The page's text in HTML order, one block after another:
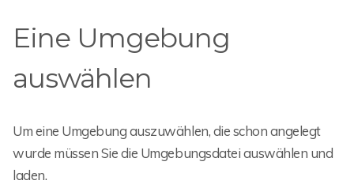
Eine Umgebung
auswählen
Um eine Umgebung auszuwählen, die schon angelegt
wurde müssen Sie die Umgebungsdatei auswählen und
laden.